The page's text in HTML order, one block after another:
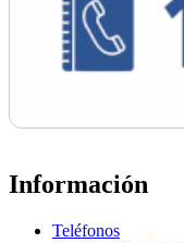
Información
Teléfonos